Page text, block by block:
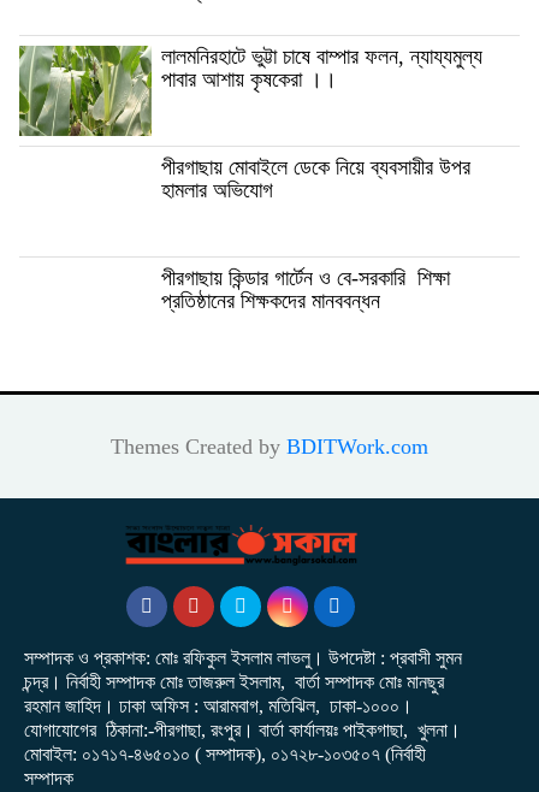
লালমনিরহাটে ভুট্টা চাষে বাম্পার ফলন, ন্যায্যমুল্য
পাবার আশায় কৃষকেরা ।।
পীরগাছায় মোবাইলে ডেকে নিয়ে ব্যবসায়ীর উপর
হামলার অভিযোগ
পীরগাছায় কিন্ডার গার্টেন ও বে-সরকারি শিক্ষা
প্রতিষ্ঠানের শিক্ষকদের মানববন্ধন
Themes Created by BDITWork.com
সম্পাদক ও প্রকাশক: মোঃ রফিকুল ইসলাম লাভলু। উপদেষ্টা : প্রবাসী সুমন
চন্দ্র। নির্বাহী সম্পাদক মোঃ তাজরুল‌‌ ইসলাম, বার্তা সম্পাদক মোঃ মানছুর
রহমান জাহিদ। ঢাকা অফিস : আরামবাগ, মতিঝিল, ঢাকা-১০০০।
যোগাযোগের ঠিকানা:-পীরগাছা‌, রংপুর। বার্তা কার্যালয়ঃ পাইকগাছা, খুলনা।
মোবাইল: ০১৭১৭-৪৬৫০১০ ( সম্পাদক), ০১৭২৮-১০৩৫০৭ (নির্বাহী
সম্পাদক